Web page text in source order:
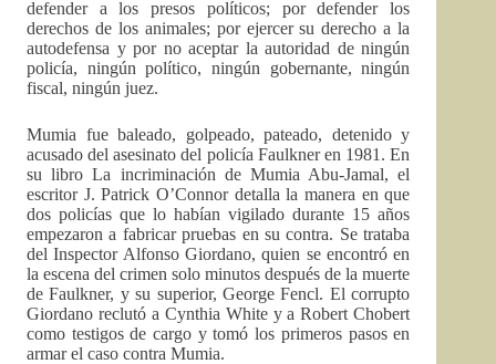
defender a los presos políticos; por defender los
derechos de los animales; por ejercer su derecho a la
autodefensa y por no aceptar la autoridad de ningún
policía, ningún político, ningún gobernante, ningún
fiscal, ningún juez.
Mumia fue baleado, golpeado, pateado, detenido y
acusado del asesinato del policía Faulkner en 1981. En
su libro La incriminación de Mumia Abu-Jamal, el
escritor J. Patrick O’Connor detalla la manera en que
dos policías que lo habían vigilado durante 15 años
empezaron a fabricar pruebas en su contra. Se trataba
del Inspector Alfonso Giordano, quien se encontró en
la escena del crimen solo minutos después de la muerte
de Faulkner, y su superior, George Fencl. El corrupto
Giordano reclutó a Cynthia White y a Robert Chobert
como testigos de cargo y tomó los primeros pasos en
armar el caso contra Mumia.